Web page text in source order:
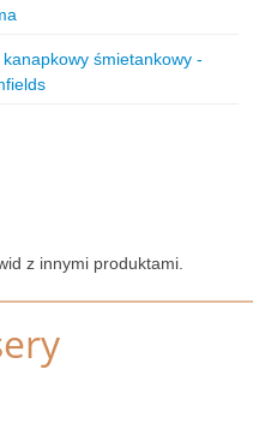
śmietankowy -
z innymi produktami.